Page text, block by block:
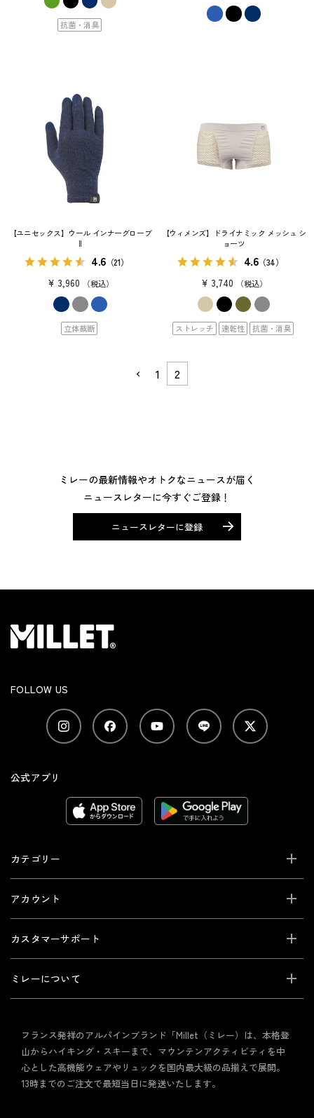
抗菌・消臭
【ユニセックス】ウール インナーグローブ
II
4.6（21）
¥ 3,960 税込
立体裁断
【ウィメンズ】ドライナミック メッシュ シ
ョーツ
4.6（34）
¥ 3,740 税込
ストレッチ 速乾性 抗菌・消臭
1 2
ミレーの最新情報やオトクなニュースが届く
ニュースレターに今すぐご登録！
ニュースレターに登録
FOLLOW US
公式アプリ
カテゴリー
アカウント
カスタマーサポート
ミレーについて
フランス発祥のアルパインブランド「Millet（ミレー）は、本格登
山からハイキング・スキーまで、マウンテンアクティビティを中
心とした高機能ウェアやリュックを国内最大級の品揃えで展開。
13時までのご注文で最短当日に発送いたします。